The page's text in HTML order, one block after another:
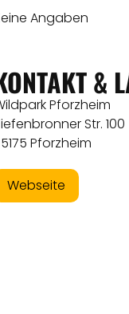
Angaben
&
Pforzheim
Str. 100
Pforzheim
Webseite